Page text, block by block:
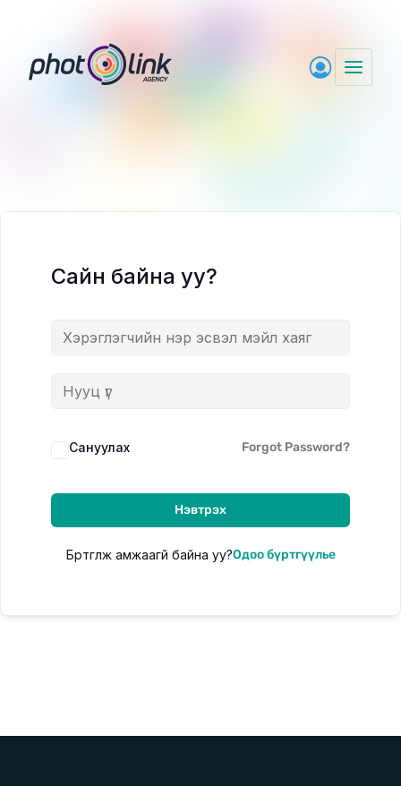
Цаг хугацаа орон зайнаас үл хамааран суралцах
боломжтой цахим сургалт
Сайн байна уу?
Сануулах Forgot Password?
Нэвтрэх
Бүртгүүлж амжаагүй байна уу?Одоо бүртгүүлье